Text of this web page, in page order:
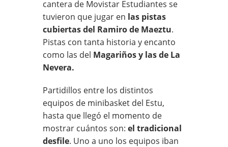
cantera de Movistar Estudiantes se
tuvieron que jugar en las pistas
cubiertas del Ramiro de Maeztu.
Pistas con tanta historia y encanto
como las del Magariños y las de La
Nevera.
Partidillos entre los distintos
equipos de minibasket del Estu,
hasta que llegó el momento de
mostrar cuántos son: el tradicional
desfile. Uno a uno los equipos iban